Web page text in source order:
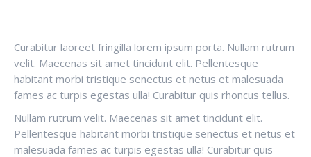
Curabitur laoreet fringilla lorem ipsum porta. Nullam rutrum
velit. Maecenas sit amet tincidunt elit. Pellentesque
habitant morbi tristique senectus et netus et malesuada
fames ac turpis egestas ulla! Curabitur quis rhoncus tellus.
Nullam rutrum velit. Maecenas sit amet tincidunt elit.
Pellentesque habitant morbi tristique senectus et netus et
malesuada fames ac turpis egestas ulla! Curabitur quis